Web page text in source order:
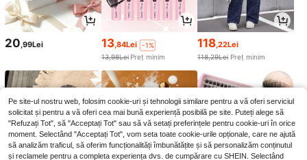
20,99Lei 13,84Lei
-1%
13,98Lei Preț minim
118,22Lei
118,29Lei Preț minim
Pe site-ul nostru web, folosim cookie-uri și tehnologii similare pentru a vă oferi serviciul
solicitat și pentru a vă oferi cea mai bună experiență posibilă pe site. Puteți alege să
"Refuzați Tot", să "Acceptați Tot" sau să vă setați preferințele pentru cookie-uri în orice
moment. Selectând "Acceptați Tot", vom seta toate cookie-urile opționale, care ne ajută
să analizăm traficul, să oferim funcționalități îmbunătățite și să personalizăm conținutul
și reclamele pentru a completa experiența dvs. de cumpărare cu SHEIN. Selectând